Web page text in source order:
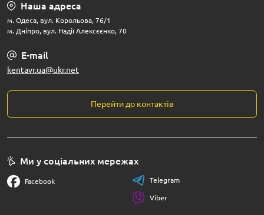
Наша адреса
м. Одеса, вул. Корольова, 76/1
м. Дніпро, вул. Надії Алексєєнко, 70
E-mail
kentavr.ua@ukr.net
Перейти до контактів
Ми у соціальних мережах
Facebook Telegram
Viber